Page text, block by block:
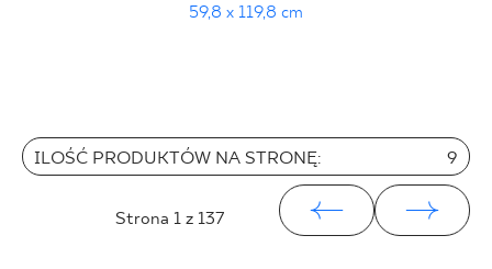
59,8 x 119,8 cm
ILOŚĆ PRODUKTÓW NA STRONĘ: 9
Strona 1 z 137